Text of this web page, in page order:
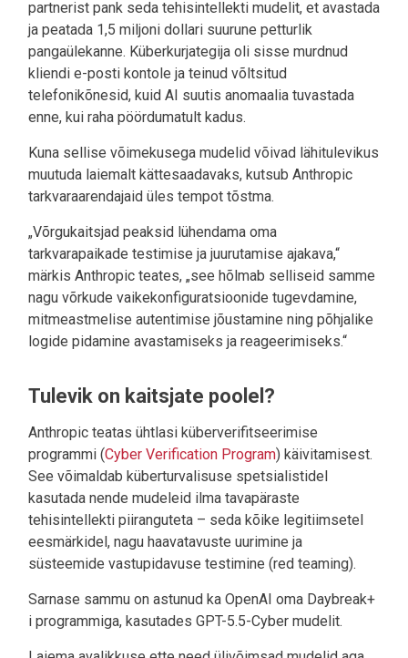
partnerist pank seda tehisintellekti mudelit, et avastada
ja peatada 1,5 miljoni dollari suurune petturlik
pangaülekanne. Küberkurjategija oli sisse murdnud
kliendi e-posti kontole ja teinud võltsitud
telefonikõnesid, kuid AI suutis anomaalia tuvastada
enne, kui raha pöördumatult kadus.
Kuna sellise võimekusega mudelid võivad lähitulevikus
muutuda laiemalt kättesaadavaks, kutsub Anthropic
tarkvaraarendajaid üles tempot tõstma.
„Võrgukaitsjad peaksid lühendama oma
tarkvarapaikade testimise ja juurutamise ajakava,“
märkis Anthropic teates, „see hõlmab selliseid samme
nagu võrkude vaikekonfiguratsioonide tugevdamine,
mitmeastmelise autentimise jõustamine ning põhjalike
logide pidamine avastamiseks ja reageerimiseks.“
Tulevik on kaitsjate poolel?
Anthropic teatas ühtlasi küberverifitseerimise
programmi (Cyber Verification Program) käivitamisest.
See võimaldab küberturvalisuse spetsialistidel
kasutada nende mudeleid ilma tavapäraste
tehisintellekti piiranguteta – seda kõike legitiimsetel
eesmärkidel, nagu haavatavuste uurimine ja
süsteemide vastupidavuse testimine (red teaming).
Sarnase sammu on astunud ka OpenAI oma Daybreak+
i programmiga, kasutades GPT-5.5-Cyber mudelit.